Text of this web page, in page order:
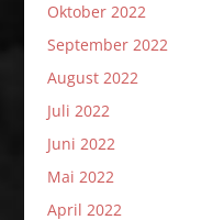
Oktober 2022
September 2022
August 2022
Juli 2022
Juni 2022
Mai 2022
April 2022